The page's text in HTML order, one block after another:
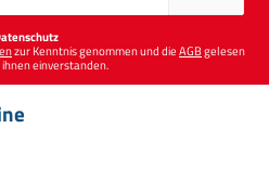
zur Kenntnis genommen und dieAGBgelesen
einverstanden.